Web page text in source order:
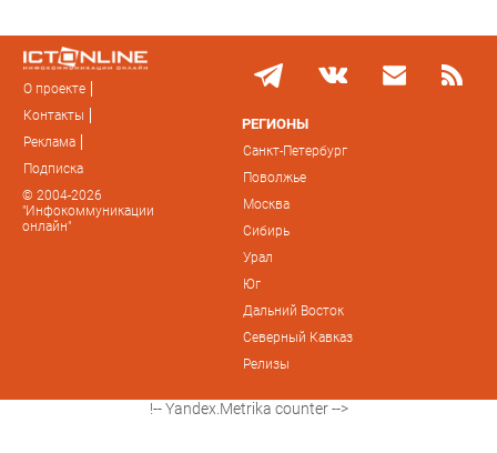
О проекте
Контакты
Реклама
Подписка
© 2004-2026
"Инфокоммуникации
онлайн"
РЕГИОНЫ
Санкт-Петербург
Поволжье
Москва
Сибирь
Урал
Юг
Дальний Восток
Северный Кавказ
Релизы
!-- Yandex.Metrika counter -->